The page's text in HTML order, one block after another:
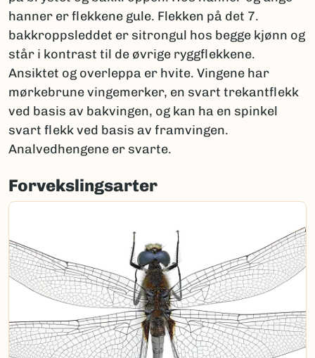
hanner er flekkene gule. Flekken på det 7.
bakkroppsleddet er sitrongul hos begge kjønn og
står i kontrast til de øvrige ryggflekkene.
Ansiktet og overleppa er hvite. Vingene har
mørkebrune vingemerker, en svart trekantflekk
ved basis av bakvingen, og kan ha en spinkel
svart flekk ved basis av framvingen.
Analvedhengene er svarte.
Forvekslingsarter